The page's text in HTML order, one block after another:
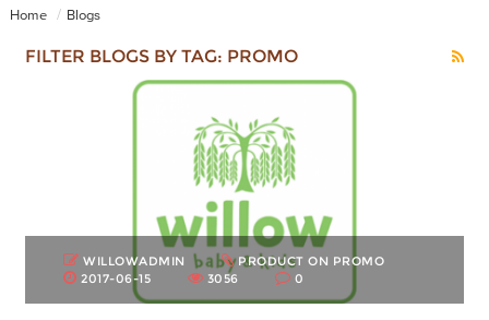
Home Blogs
FILTER BLOGS BY TAG: PROMO
WILLOWADMIN
PRODUCT ON PROMO
2017-06-15
3056 0